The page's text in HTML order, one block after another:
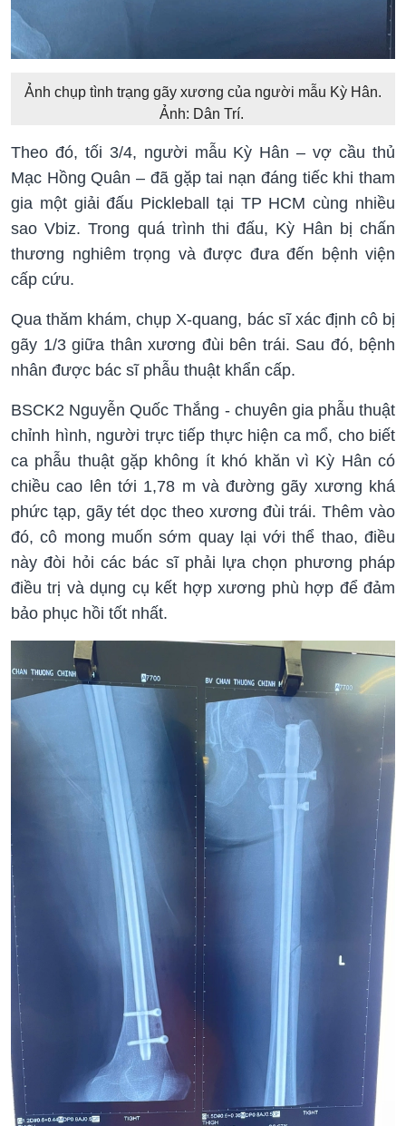
Ảnh chụp tình trạng gãy xương của người mẫu Kỳ Hân.
Ảnh: Dân Trí.
Theo đó, tối 3/4, người mẫu Kỳ Hân – vợ cầu thủ
Mạc Hồng Quân – đã gặp tai nạn đáng tiếc khi tham
gia một giải đấu Pickleball tại TP HCM cùng nhiều
sao Vbiz. Trong quá trình thi đấu, Kỳ Hân bị chấn
thương nghiêm trọng và được đưa đến bệnh viện
cấp cứu.
Qua thăm khám, chụp X-quang, bác sĩ xác định cô bị
gãy 1/3 giữa thân xương đùi bên trái. Sau đó, bệnh
nhân được bác sĩ phẫu thuật khẩn cấp.
BSCK2 Nguyễn Quốc Thắng - chuyên gia phẫu thuật
chỉnh hình, người trực tiếp thực hiện ca mổ, cho biết
ca phẫu thuật gặp không ít khó khăn vì Kỳ Hân có
chiều cao lên tới 1,78 m và đường gãy xương khá
phức tạp, gãy tét dọc theo xương đùi trái. Thêm vào
đó, cô mong muốn sớm quay lại với thể thao, điều
này đòi hỏi các bác sĩ phải lựa chọn phương pháp
điều trị và dụng cụ kết hợp xương phù hợp để đảm
bảo phục hồi tốt nhất.